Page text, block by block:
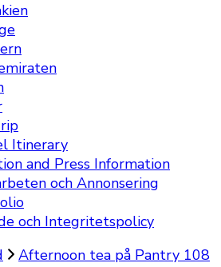
Itinerary
and Press Information
och Annonsering
och Integritetspolicy
Afternoon tea på Pantry 108